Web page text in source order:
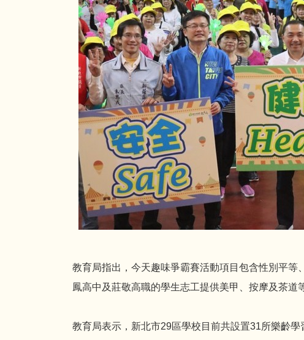
教育局指出，今天趣味爭霸賽活動項目包含性別平
鳳高中及莊敬高職的學生志工提供美甲、按摩及茶道
教育局表示，新北市29區學校目前共設置31所樂齡